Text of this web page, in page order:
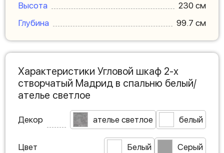
Высота
230 см
Глубина
99.7 см
Характеристики Угловой шкаф 2-х
створчатый Мадрид в спальню белый/
ателье светлое
Декор ателье светлое белый
Цвет Белый Серый